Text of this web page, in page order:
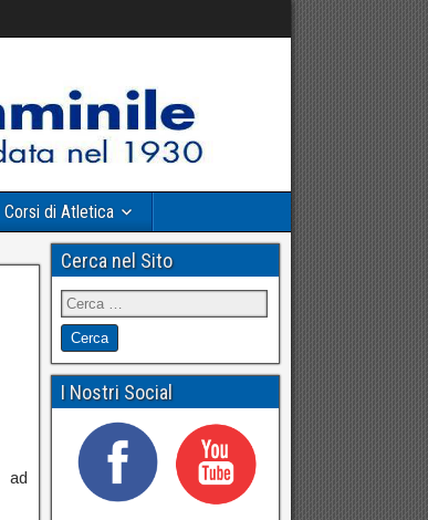
Corsi di Atletica
ad
Cerca nel Sito
I Nostri Social